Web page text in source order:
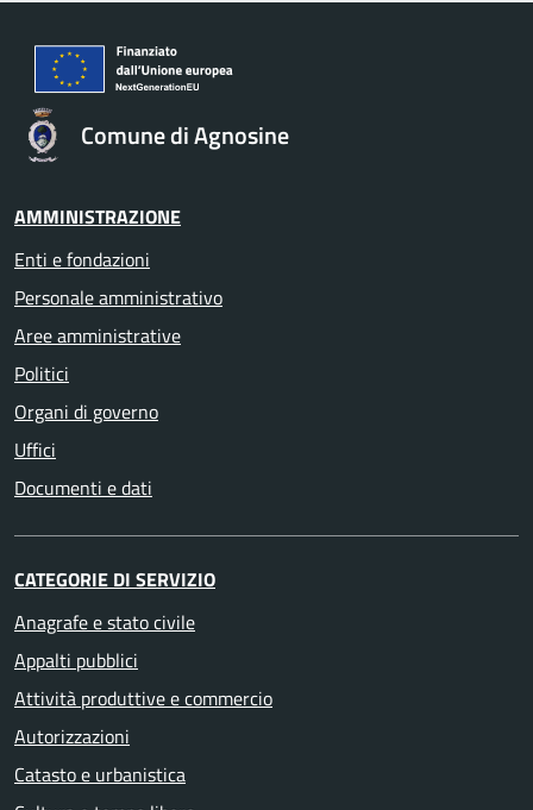
Comune di Agnosine
AMMINISTRAZIONE
Enti e fondazioni
Personale amministrativo
Aree amministrative
Politici
Organi di governo
Uffici
Documenti e dati
CATEGORIE DI SERVIZIO
Anagrafe e stato civile
Appalti pubblici
Attività produttive e commercio
Autorizzazioni
Catasto e urbanistica